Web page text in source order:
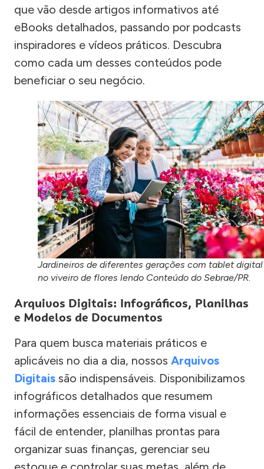
que vão desde artigos informativos até
eBooks detalhados, passando por podcasts
inspiradores e vídeos práticos. Descubra
como cada um desses conteúdos pode
beneficiar o seu negócio.
Jardineiros de diferentes gerações com tablet digital
no viveiro de flores lendo Conteúdo do Sebrae/PR.
Arquivos Digitais: Infográficos, Planilhas
e Modelos de Documentos
Para quem busca materiais práticos e
aplicáveis no dia a dia, nossos Arquivos
Digitais são indispensáveis. Disponibilizamos
infográficos detalhados que resumem
informações essenciais de forma visual e
fácil de entender, planilhas prontas para
organizar suas finanças, gerenciar seu